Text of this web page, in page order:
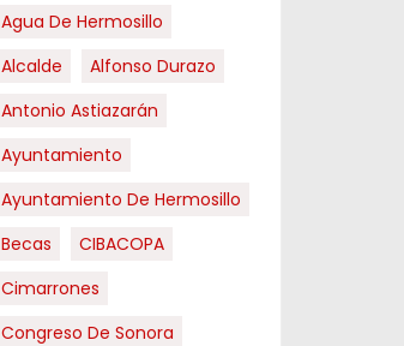
Agua De Hermosillo
Alcalde
Alfonso Durazo
Antonio Astiazarán
Ayuntamiento
Ayuntamiento De Hermosillo
Becas
CIBACOPA
Cimarrones
Congreso De Sonora